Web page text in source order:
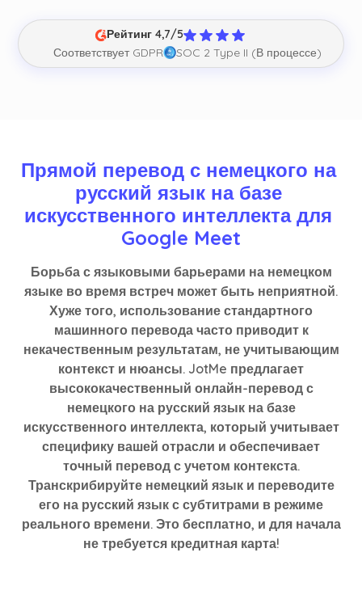
Рейтинг 4,7/5
Соответствует GDPR
SOC 2 Type II (В процессе)
Прямой перевод с немецкого на
русский язык на базе
искусственного интеллекта для
Google Meet
Борьба с языковыми барьерами на немецком
языке во время встреч может быть неприятной.
Хуже того, использование стандартного
машинного перевода часто приводит к
некачественным результатам, не учитывающим
контекст и нюансы. JotMe предлагает
высококачественный онлайн-перевод с
немецкого на русский язык на базе
искусственного интеллекта, который учитывает
специфику вашей отрасли и обеспечивает
точный перевод с учетом контекста.
Транскрибируйте немецкий язык и переводите
его на русский язык с субтитрами в режиме
реального времени. Это бесплатно, и для начала
не требуется кредитная карта!